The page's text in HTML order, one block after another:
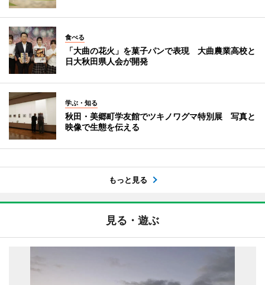
食べる
「大曲の花火」を菓子パンで表現 大曲農業高校と
日大秋田県人会が開発
学ぶ・知る
秋田・美郷町学友館でツキノワグマ特別展 写真と
映像で生態を伝える
もっと見る
見る・遊ぶ